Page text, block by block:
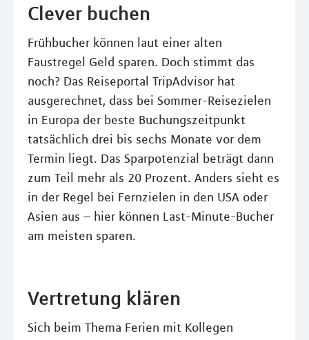
Clever buchen
Frühbucher können laut einer alten
Faustregel Geld sparen. Doch stimmt das
noch? Das Reiseportal TripAdvisor hat
ausgerechnet, dass bei Sommer-Reisezielen
in Europa der beste Buchungszeitpunkt
tatsächlich drei bis sechs Monate vor dem
Termin liegt. Das Sparpotenzial beträgt dann
zum Teil mehr als 20 Prozent. Anders sieht es
in der Regel bei Fernzielen in den USA oder
Asien aus – hier können Last-Minute-Bucher
am meisten sparen.
Vertretung klären
Sich beim Thema Ferien mit Kollegen